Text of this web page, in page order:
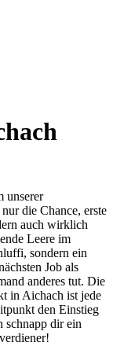
unserer
die Chance, erste
auch wirklich
Leere im
sondern ein
Job als
anderes tut. Die
in Aichach ist jede
den Einstieg
schnapp dir ein